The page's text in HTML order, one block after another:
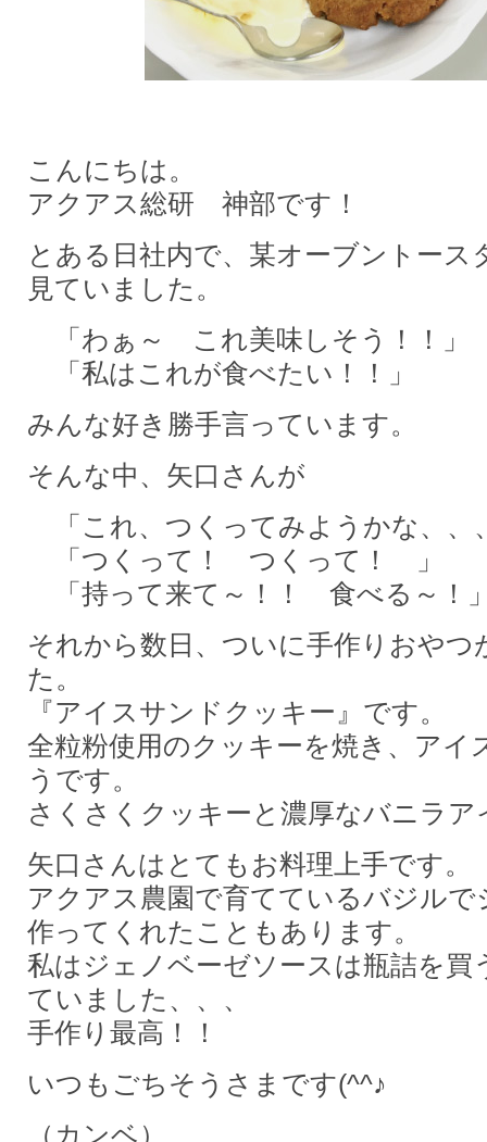
こんにちは。
アクアス総研 神部です！
とある日社内で、某オーブントース
見ていました。
「わぁ～ これ美味しそう！！」
「私はこれが食べたい！！」
みんな好き勝手言っています。
そんな中、矢口さんが
「これ、つくってみようかな、、
「つくって！ つくって！ 」
「持って来て～！！ 食べる～！
それから数日、ついに手作りおやつ
た。
『アイスサンドクッキー』です。
全粒粉使用のクッキーを焼き、アイ
うです。
さくさくクッキーと濃厚なバニラア
矢口さんはとてもお料理上手です。
アクアス農園で育てているバジルで
作ってくれたこともあります。
私はジェノベーゼソースは瓶詰を買
ていました、、、
手作り最高！！
いつもごちそうさまです(^^♪
（カンベ）